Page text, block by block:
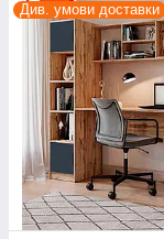
Див. умови доставки